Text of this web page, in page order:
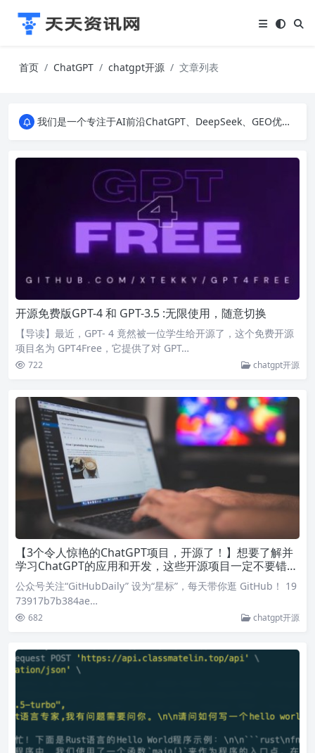
首页 ChatGPT chatgpt开源
文章列表
我们是一个专注于AI前沿ChatGPT、DeepSeek、GEO优化、SEO优化、建站技术、私域运营、直播间搭建、励志美文和生活百科等多个领域的知识科普网站。无论您是对AI技术、建站技术、营销运营、还是IT科技感兴趣，我们都为您提供最新、最有趣的资讯。
开源免费版GPT-4 和 GPT-3.5 :无限使用，随意切换
【导读】最近，GPT- 4 竟然被一位学生给开源了，这个免费开源
项目名为 GPT4Free，它提供了对 GPT…
722 chatgpt开源
【3个令人惊艳的ChatGPT项目，开源了！】想要了解并
学习ChatGPT的应用和开发，这些开源项目一定不要错
过！
公众号关注“GitHubDaily” 设为“星标”，每天带你逛 GitHub！ 19
73917b7b384ae…
682 chatgpt开源